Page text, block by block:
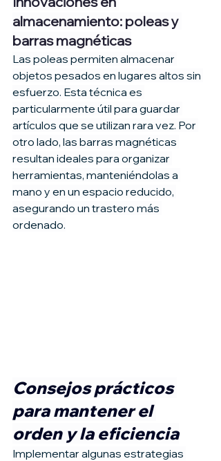
almacenamiento: poleas y
barras magnéticas
Las poleas permiten almacenar
objetos pesados en lugares altos sin
esfuerzo. Esta técnica es
particularmente útil para guardar
artículos que se utilizan rara vez. Por
otro lado, las barras magnéticas
resultan ideales para organizar
herramientas, manteniéndolas a
mano y en un espacio reducido,
asegurando un trastero más
ordenado.
Consejos prácticos
para mantener el
orden y la eficiencia
Implementar algunas estrategias